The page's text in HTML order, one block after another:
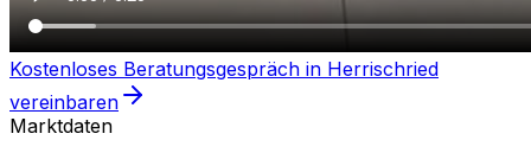
Kostenloses Beratungsgespräch in Herrischried
vereinbaren
Marktdaten